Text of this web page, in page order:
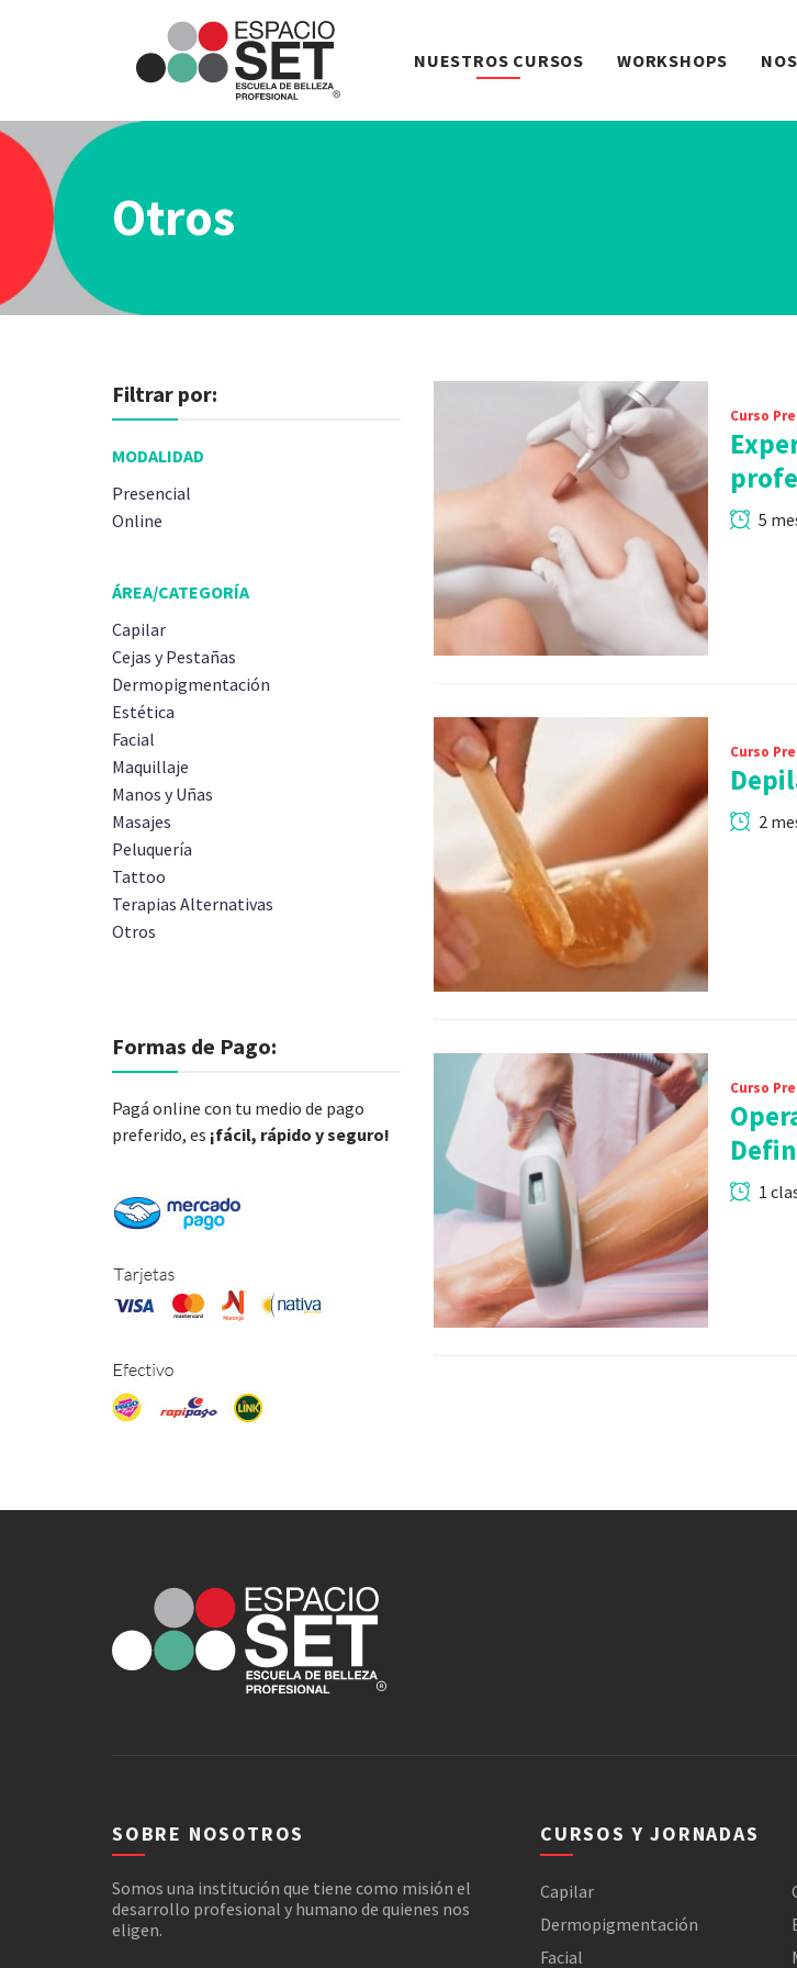
Espacio
NUESTROS CURSOS WORKSHOPS
Otros
Filtrar por:
MODALIDAD
Presencial
Online
ÁREA/CATEGORÍA
Capilar
Cejas y Pestañas
Dermopigmentación
Estética
Facial
Maquillaje
Manos y Uñas
Masajes
Peluquería
Tattoo
Terapias Alternativas
Otros
Formas de Pago:
Pagá online con tu medio de pago
preferido, es ¡fácil, rápido y seguro!
Curso
5
Curso
2
Curso
1
SOBRE NOSOTROS
Somos una institución que tiene como misión el
desarrollo profesional y humano de quienes nos
eligen.
CURSOS Y JORNADAS
Capilar
Dermopigmentación
Facial